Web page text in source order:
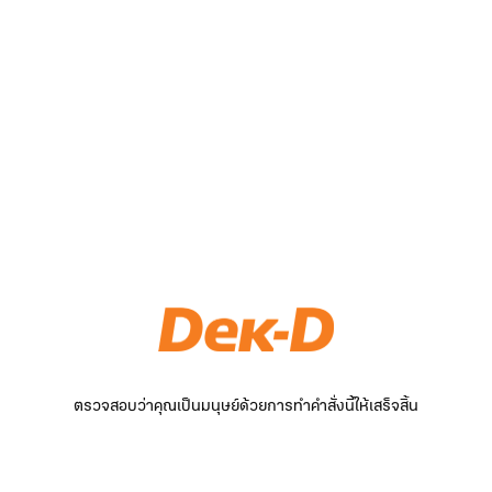
ตรวจสอบว่าคุณเป็นมนุษย์ด้วยการทำคำสั่งนี้ให้เสร็จสิ้น